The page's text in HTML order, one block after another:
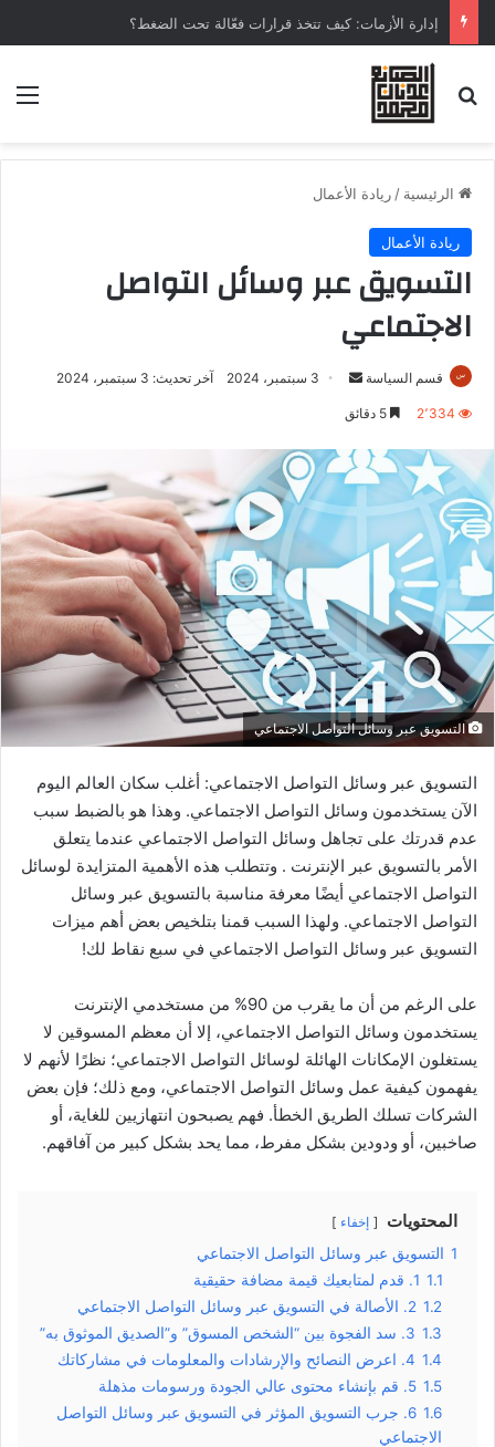
إدارة الأزمات: كيف تتخذ قرارات فعّالة تحت الضغط؟
الرئيسية / ريادة الأعمال
ريادة الأعمال
التسويق عبر وسائل التواصل
الاجتماعي
قسم السياسة 3 سبتمبر، 2024 آخر تحديث: 3 سبتمبر، 2024
2٬334
التسويق عبر وسائل التواصل الاجتماعي
التسويق عبر وسائل التواصل الاجتماعي: أغلب سكان العالم اليوم
الآن يستخدمون وسائل التواصل الاجتماعي. وهذا هو بالضبط سبب
عدم قدرتك على تجاهل وسائل التواصل الاجتماعي عندما يتعلق
الأمر بالتسويق عبر الإنترنت . وتتطلب هذه الأهمية المتزايدة لوسائل
التواصل الاجتماعي أيضًا معرفة مناسبة بالتسويق عبر وسائل
التواصل الاجتماعي. ولهذا السبب قمنا بتلخيص بعض أهم ميزات
التسويق عبر وسائل التواصل الاجتماعي في سبع نقاط لك!
على الرغم من أن ما يقرب من 90% من مستخدمي الإنترنت
يستخدمون وسائل التواصل الاجتماعي، إلا أن معظم المسوقين لا
يستغلون الإمكانات الهائلة لوسائل التواصل الاجتماعي؛ نظرًا لأنهم لا
يفهمون كيفية عمل وسائل التواصل الاجتماعي، ومع ذلك؛ فإن بعض
الشركات تسلك الطريق الخطأ. فهم يصبحون انتهازيين للغاية، أو
صاخبين، أو ودودين بشكل مفرط، مما يحد بشكل كبير من آفاقهم.
المحتويات إخفاء
1 التسويق عبر وسائل التواصل الاجتماعي
1.1 1. قدم لمتابعيك قيمة مضافة حقيقية
1.2 2. الأصالة في التسويق عبر وسائل التواصل الاجتماعي
1.3 3. سد الفجوة بين “الشخص المسوق” و”الصديق الموثوق به”
1.4 4. اعرض النصائح والإرشادات والمعلومات في مشاركاتك
1.5 5. قم بإنشاء محتوى عالي الجودة ورسومات مذهلة
1.6
6. جرب التسويق المؤثر في التسويق عبر وسائل التواصل
الاجتماعي